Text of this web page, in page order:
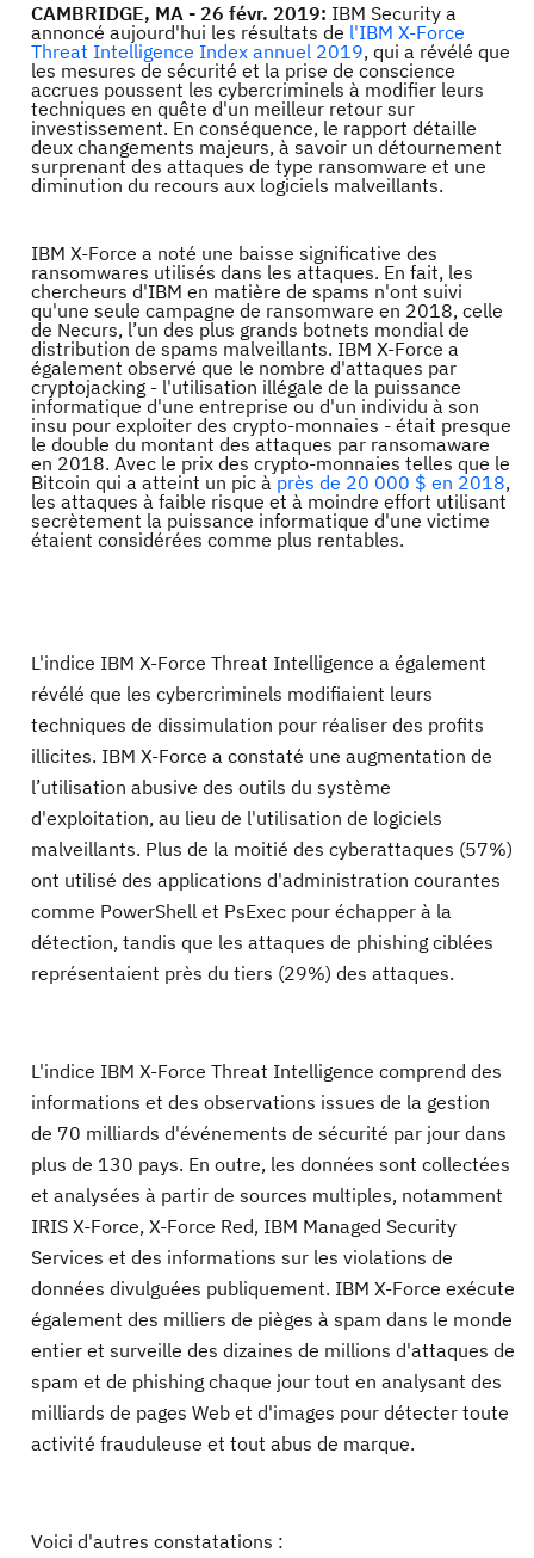
CAMBRIDGE, MA - 26 févr. 2019: IBM Security a
annoncé aujourd'hui les résultats de l'IBM X-Force
Threat Intelligence Index annuel 2019, qui a révélé que
les mesures de sécurité et la prise de conscience
accrues poussent les cybercriminels à modifier leurs
techniques en quête d'un meilleur retour sur
investissement. En conséquence, le rapport détaille
deux changements majeurs, à savoir un détournement
surprenant des attaques de type ransomware et une
diminution du recours aux logiciels malveillants.
IBM X-Force a noté une baisse significative des
ransomwares utilisés dans les attaques. En fait, les
chercheurs d'IBM en matière de spams n'ont suivi
qu'une seule campagne de ransomware en 2018, celle
de Necurs, l’un des plus grands botnets mondial de
distribution de spams malveillants. IBM X-Force a
également observé que le nombre d'attaques par
cryptojacking - l'utilisation illégale de la puissance
informatique d'une entreprise ou d'un individu à son
insu pour exploiter des crypto-monnaies - était presque
le double du montant des attaques par ransomaware
en 2018. Avec le prix des crypto-monnaies telles que le
Bitcoin qui a atteint un pic à près de 20 000 $ en 2018,
les attaques à faible risque et à moindre effort utilisant
secrètement la puissance informatique d'une victime
étaient considérées comme plus rentables.
L'indice IBM X-Force Threat Intelligence a également
révélé que les cybercriminels modifiaient leurs
techniques de dissimulation pour réaliser des profits
illicites. IBM X-Force a constaté une augmentation de
l’utilisation abusive des outils du système
d'exploitation, au lieu de l'utilisation de logiciels
malveillants. Plus de la moitié des cyberattaques (57%)
ont utilisé des applications d'administration courantes
comme PowerShell et PsExec pour échapper à la
détection, tandis que les attaques de phishing ciblées
représentaient près du tiers (29%) des attaques.
L'indice IBM X-Force Threat Intelligence comprend des
informations et des observations issues de la gestion
de 70 milliards d'événements de sécurité par jour dans
plus de 130 pays. En outre, les données sont collectées
et analysées à partir de sources multiples, notamment
IRIS X-Force, X-Force Red, IBM Managed Security
Services et des informations sur les violations de
données divulguées publiquement. IBM X-Force exécute
également des milliers de pièges à spam dans le monde
entier et surveille des dizaines de millions d'attaques de
spam et de phishing chaque jour tout en analysant des
milliards de pages Web et d'images pour détecter toute
activité frauduleuse et tout abus de marque.
Voici d'autres constatations :